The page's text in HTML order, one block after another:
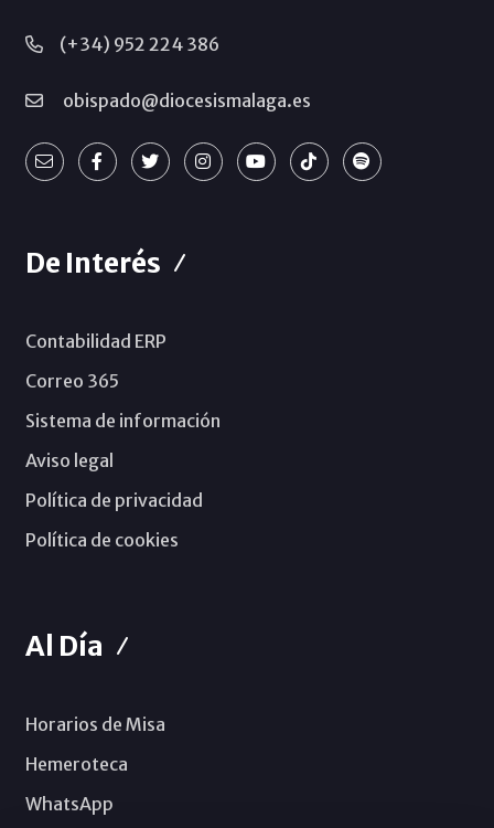
(+34) 952 224 386
obispado@diocesismalaga.es
De Interés
Contabilidad ERP
Correo 365
Sistema de información
Aviso legal
Política de privacidad
Política de cookies
Al Día
Horarios de Misa
Hemeroteca
WhatsApp